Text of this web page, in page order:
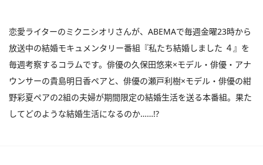
恋愛ライターのミクニシオリさんが、ABEMAで毎週金曜23時から
放送中の結婚モキュメンタリー番組『私たち結婚しました ４』を
毎週考察するコラムです。俳優の久保田悠来×モデル・俳優・アナ
ウンサーの貴島明日香ペアと、俳優の瀬戸利樹×モデル・俳優の紺
野彩夏ペアの2組の夫婦が期間限定の結婚生活を送る本番組。果た
してどのような結婚生活になるのか……!?